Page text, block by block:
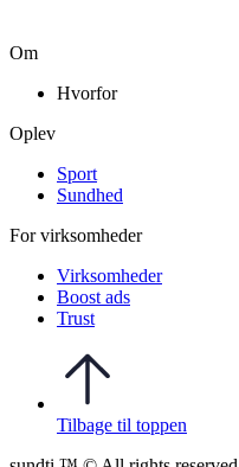
Om
Hvorfor
Oplev
Sport
Sundhed
For virksomheder
Virksomheder
Boost ads
Trust
Tilbage til toppen